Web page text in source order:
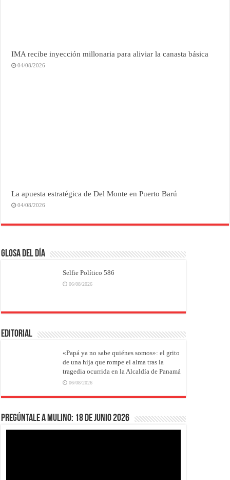
IMA recibe inyección millonaria para aliviar la canasta básica
04/08/2026
La apuesta estratégica de Del Monte en Puerto Barú
04/08/2026
Glosa del Día
Selfie Político 586
06/08/2026
EDITORIAL
«Papá ya no sabe quiénes somos»: el grito
de una hija que rompe el alma tras la
tragedia ocurrida en la Alcaldía de Panamá
06/08/2026
Pregúntale a Mulino: 18 de junio 2026